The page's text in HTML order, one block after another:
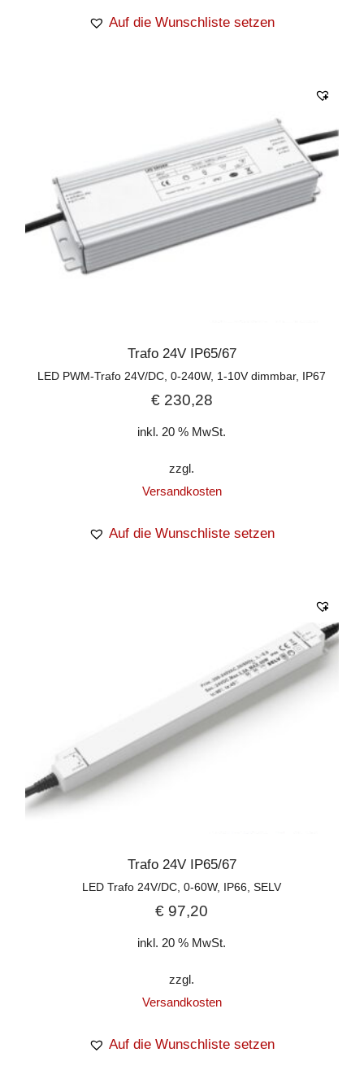
Auf die Wunschliste setzen
Trafo 24V IP65/67
LED PWM-Trafo 24V/DC, 0-240W, 1-10V dimmbar, IP67
€230,28
inkl. 20 % MwSt.
zzgl.
Versandkosten
Auf die Wunschliste setzen
Trafo 24V IP65/67
LED Trafo 24V/DC, 0-60W, IP66, SELV
€ 97,20
inkl. 20 % MwSt.
zzgl.
Versandkosten
Auf die Wunschliste setzen